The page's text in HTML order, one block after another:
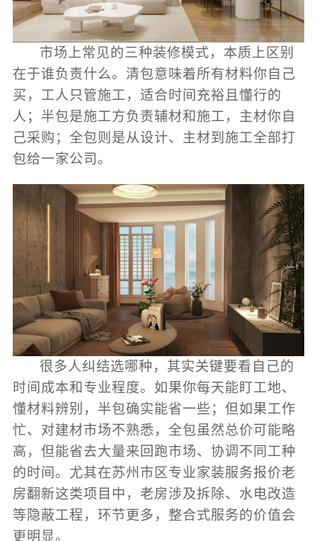
市场上常见的三种装修模式，本质上区别
在于谁负责什么。清包意味着所有材料你自己
买，工人只管施工，适合时间充裕且懂行的
人；半包是施工方负责辅材和施工，主材你自
己采购；全包则是从设计、主材到施工全部打
包给一家公司。
很多人纠结选哪种，其实关键要看自己的
时间成本和专业程度。如果你每天能盯工地、
懂材料辨别，半包确实能省一些；但如果工作
忙、对建材市场不熟悉，全包虽然总价可能略
高，但能省去大量来回跑市场、协调不同工种
的时间。尤其在苏州市区专业家装服务报价老
房翻新这类项目中，老房涉及拆除、水电改造
等隐蔽工程，环节更多，整合式服务的价值会
更明显。